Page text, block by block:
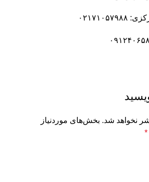
۰۲۱۷۱۰۵۷۹۸۸
نخواهد شد. بخش‌های موردنیاز
*